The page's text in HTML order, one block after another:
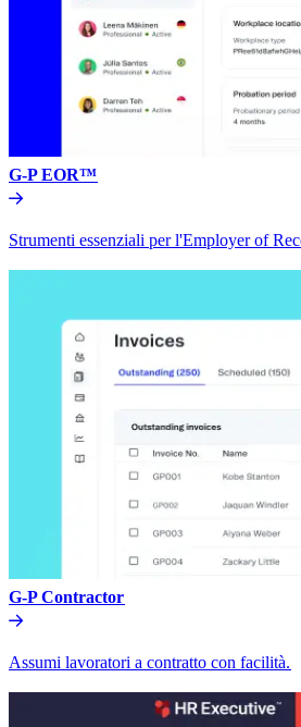
G-P EOR™​​
Strumenti essenziali per l'Employer of
G-P Contractor​​
Assumi lavoratori a contratto con facilità.​​